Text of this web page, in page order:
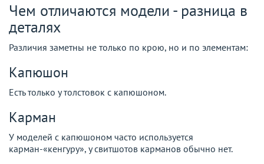
Чем отличаются модели - разница в
деталях
Различия заметны не только по крою, но и по элементам:
Капюшон
Есть только у толстовок с капюшоном.
Карман
У моделей с капюшоном часто используется
карман-«кенгуру», у свитшотов карманов обычно нет.